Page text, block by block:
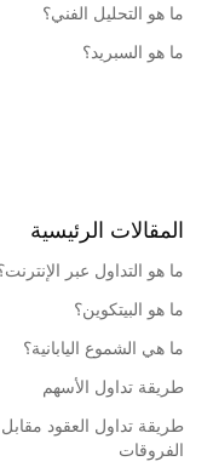
ما هو التحليل الفني؟
ما هو السبريد؟
المقالات الرئيسية
ما هو التداول عبر
ما هو البيتكوين؟
ما هي الشموع اليابانية؟
طريقة تداول الأسهم
طريقة تداول العقود مقابل
الفروقات